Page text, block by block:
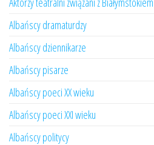
Albańscy dramaturdzy
Albańscy dziennikarze
Albańscy pisarze
Albańscy poeci XX wieku
Albańscy poeci XXI wieku
Albańscy politycy